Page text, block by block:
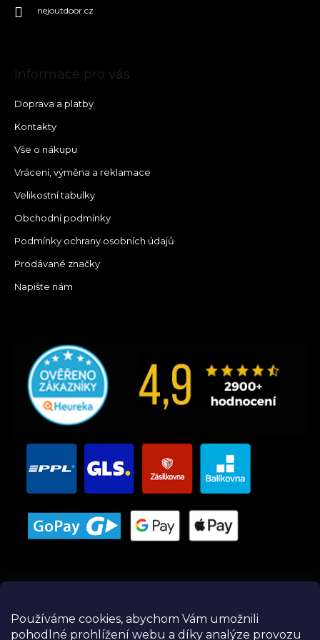
Používáme cookies, abychom Vám umožnili
pohodlné prohlížení webu a díky analýze provozu
nejoutdoor.cz
Informace pro vás
Doprava a platby
Kontakty
Vše o nákupu
Vrácení, výměna a reklamace
Velikostní tabulky
Obchodní podmínky
Podmínky ochrany osobních údajů
Prodávané značky
Napište nám